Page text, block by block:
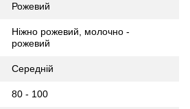
Рожевий
Ніжно рожевий, молочно -
рожевий
Середній
80 - 100